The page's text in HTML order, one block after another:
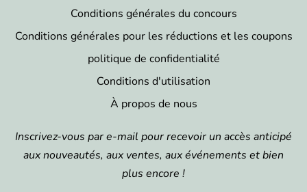
Conditions générales du concours
Conditions générales pour les réductions et les coupons
politique de confidentialité
Conditions d'utilisation
À propos de nous
Inscrivez-vous par e-mail pour recevoir un accès anticipé
aux nouveautés, aux ventes, aux événements et bien
plus encore !